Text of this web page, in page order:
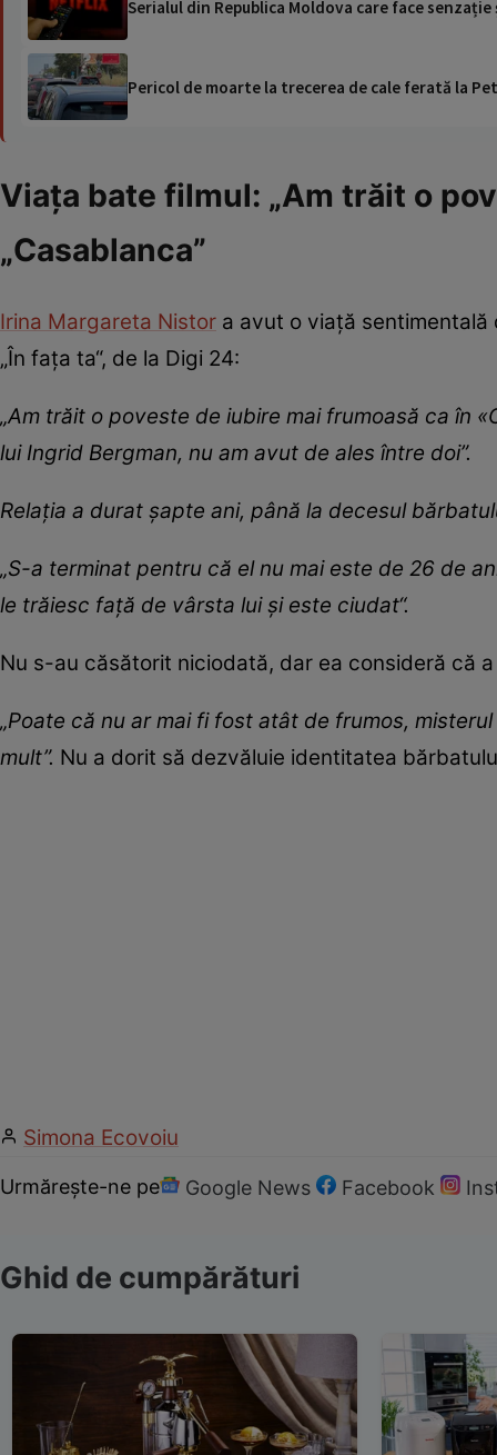
Serialul din Republica Moldova care face
Pericol de moarte la trecerea de cale ferată la
Viața bate filmul: „Am trăit o
„Casablanca”
Irina Margareta Nistor a avut o viață sentimentală
„În faţa ta“, de la Digi 24:
„Am trăit o poveste de iubire mai frumoasă ca în
lui Ingrid Bergman, nu am avut de ales între doi”.
Relaţia a durat şapte ani, până la decesul
„S-a terminat pentru că el nu mai este de 26 de
le trăiesc faţă de vârsta lui şi este ciudat“.
Nu s-au căsătorit niciodată, dar ea consideră că
„Poate că nu ar mai fi fost atât de frumos,
mult”. Nu a dorit să dezvăluie identitatea
Simona Ecovoiu
Urmărește-ne pe Google News Facebook
Ghid de cumpărături